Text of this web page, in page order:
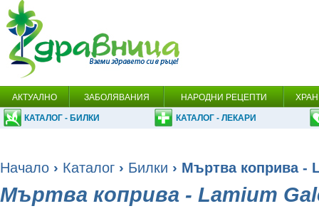
АКТУАЛНО ЗАБОЛЯВАНИЯ НАРОДНИ РЕЦЕПТИ
КАТАЛОГ - БИЛКИ КАТАЛОГ - ЛЕКАРИ
Начало › Каталог › Билки › Мъртва коприва -
Мъртва коприва - Lamium